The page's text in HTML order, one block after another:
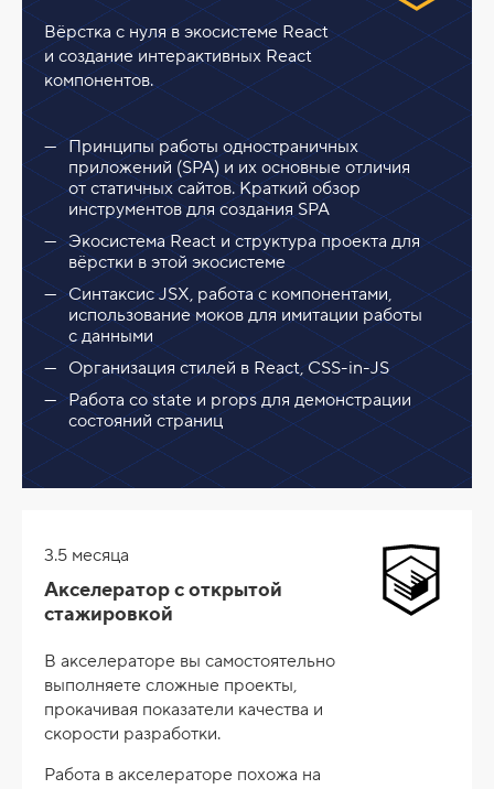
Вёрстка с нуля в экосистеме React
и создание интерактивных React
компонентов.
Принципы работы одностраничных
приложений (SPA) и их основные отличия
от статичных сайтов. Краткий обзор
инструментов для создания SPA
Экосистема React и структура проекта для
вёрстки в этой экосистеме
Синтаксис JSX, работа с компонентами,
использование моков для имитации работы
с данными
Организация стилей в React, CSS-in-JS
Работа со state и props для демонстрации
состояний страниц
3.5 месяца
Акселератор с открытой
стажировкой
В акселераторе вы самостоятельно
выполняете сложные проекты,
прокачивая показатели качества и
скорости разработки.
Работа в акселераторе похожа на